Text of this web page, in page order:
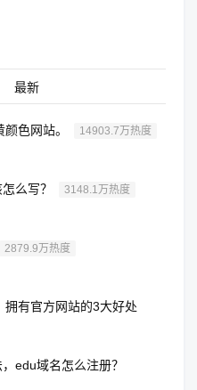
最新
色网站。 14903.7万热度
么写？ 3148.1万热度
2879.9万热度
拥有官方网站的3大好处
edu域名怎么注册？